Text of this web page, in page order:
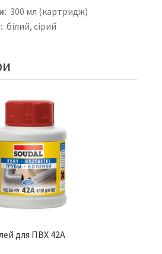
300 мл (картридж)
білий, сірий
для ПВХ 42A